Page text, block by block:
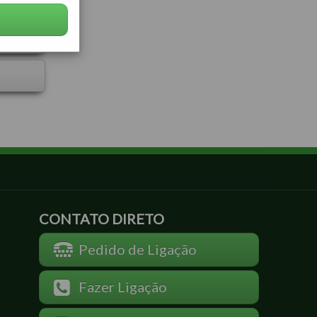
CONTATO DIRETO
Pedido de Ligação
Fazer Ligação